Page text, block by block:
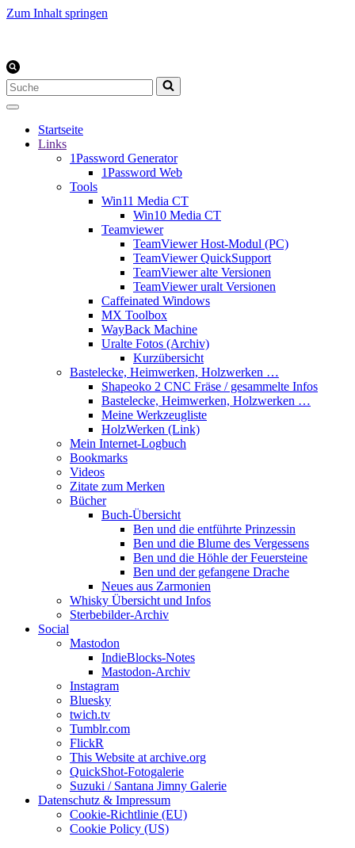
Zum Inhalt springen
Suchen
nach …
Startseite
Links
1Password Generator
1Password Web
Tools
Win11 Media CT
Win10 Media CT
Teamviewer
TeamViewer Host-Modul (PC)
TeamViewer QuickSupport
TeamViewer alte Versionen
TeamViewer uralt Versionen
Caffeinated Windows
MX Toolbox
WayBack Machine
Uralte Fotos (Archiv)
Kurzübersicht
Bastelecke, Heimwerken, Holzwerken …
Shapeoko 2 CNC Fräse / gesammelte Infos
Bastelecke, Heimwerken, Holzwerken …
Meine Werkzeugliste
HolzWerken (Link)
Mein Internet-Logbuch
Bookmarks
Videos
Zitate zum Merken
Bücher
Buch-Übersicht
Ben und die entführte Prinzessin
Ben und die Blume des Vergessens
Ben und die Höhle der Feuersteine
Ben und der gefangene Drache
Neues aus Zarmonien
Whisky Übersicht und Infos
Sterbebilder-Archiv
Social
Mastodon
IndieBlocks-Notes
Mastodon-Archiv
Instagram
Bluesky
twich.tv
Tumblr.com
FlickR
This Website at archive.org
QuickShot-Fotogalerie
Suzuki / Santana Jimny Galerie
Datenschutz & Impressum
Cookie-Richtlinie (EU)
Cookie Policy (US)